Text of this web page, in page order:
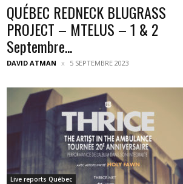
QUÉBEC REDNECK BLUGRASS
PROJECT – MTELUS – 1 & 2
Septembre...
DAVID ATMAN 5 SEPTEMBRE 2023
Live reports Québec